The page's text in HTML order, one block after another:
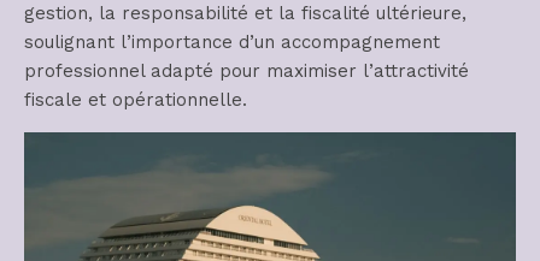
gestion, la responsabilité et la fiscalité ultérieure,
soulignant l’importance d’un accompagnement
professionnel adapté pour maximiser l’attractivité
fiscale et opérationnelle.